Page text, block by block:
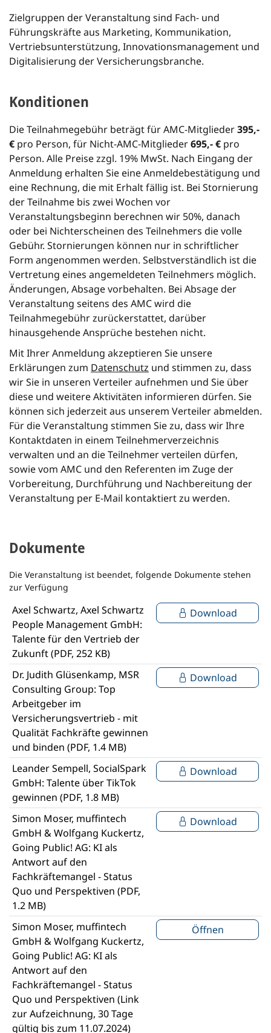
Zielgruppen der Veranstaltung sind Fach- und
Führungskräfte aus Marketing, Kommunikation,
Vertriebsunterstützung, Innovationsmanagement und
Digitalisierung der Versicherungsbranche.
Konditionen
Die Teilnahmegebühr beträgt für AMC-Mitglieder395,-
€ pro Person, für Nicht-AMC-Mitglieder695,- € pro
Person. Alle Preise zzgl. 19% MwSt. Nach Eingang der
Anmeldung erhalten Sie eine Anmeldebestätigung und
eine Rechnung, die mit Erhalt fällig ist. Bei Stornierung
der Teilnahme bis zwei Wochen vor
Veranstaltungsbeginn berechnen wir 50%, danach
oder bei Nichterscheinen des Teilnehmers die volle
Gebühr. Stornierungen können nur in schriftlicher
Form angenommen werden. Selbstverständlich ist die
Vertretung eines angemeldeten Teilnehmers möglich.
Änderungen, Absage vorbehalten. Bei Absage der
Veranstaltung seitens des AMC wird die
Teilnahmegebühr zurückerstattet, darüber
hinausgehende Ansprüche bestehen nicht.
Mit Ihrer Anmeldung akzeptieren Sie unsere
Erklärungen zum Datenschutz und stimmen zu, dass
wir Sie in unseren Verteiler aufnehmen und Sie über
diese und weitere Aktivitäten informieren dürfen. Sie
können sich jederzeit aus unserem Verteiler abmelden.
Für die Veranstaltung stimmen Sie zu, dass wir Ihre
Kontaktdaten in einem Teilnehmerverzeichnis
verwalten und an die Teilnehmer verteilen dürfen,
sowie vom AMC und den Referenten im Zuge der
Vorbereitung, Durchführung und Nachbereitung der
Veranstaltung per E-Mail kontaktiert zu werden.
Dokumente
Die Veranstaltung ist beendet, folgende Dokumente stehen
zur Verfügung
Axel Schwartz, Axel Schwartz
People Management GmbH:
Talente für den Vertrieb der
Zukunft (PDF, 252 KB)
Download
Dr. Judith Glüsenkamp, MSR
Consulting Group: Top
Arbeitgeber im
Versicherungsvertrieb - mit
Qualität Fachkräfte gewinnen
und binden (PDF, 1.4 MB)
Download
Leander Sempell, SocialSpark
GmbH: Talente über TikTok
gewinnen (PDF, 1.8 MB)
Download
Simon Moser, muffintech
GmbH & Wolfgang Kuckertz,
Going Public! AG: KI als
Antwort auf den
Fachkräftemangel - Status
Quo und Perspektiven (PDF,
1.2 MB)
Download
Simon Moser, muffintech
GmbH & Wolfgang Kuckertz,
Going Public! AG: KI als
Antwort auf den
Fachkräftemangel - Status
Quo und Perspektiven (Link
zur Aufzeichnung, 30 Tage
gültig bis zum 11.07.2024)
Öffnen